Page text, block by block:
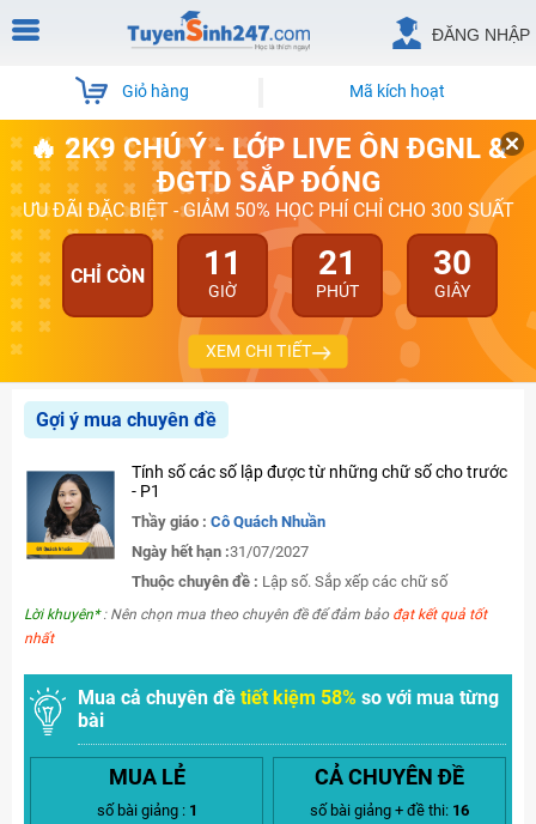
ĐĂNG NHẬP
Giỏ hàng Mã kích hoạt
🔥 2K9 CHÚ Ý - LỚP LIVE ÔN ĐGNL &
ĐGTD SẮP ĐÓNG
ƯU ĐÃI ĐẶC BIỆT - GIẢM 50% HỌC PHÍ CHỈ CHO 300 SUẤT
CHỈ CÒN 11
GIỜ
21
PHÚT
30
GIÂY
XEM CHI TIẾT
Gợi ý mua chuyên đề
Tính số các số lập được từ những chữ số cho trước
- P1
Thầy giáo : Cô Quách Nhuần
Ngày hết hạn :31/07/2027
Thuộc chuyên đề : Lập số. Sắp xếp các chữ số
Lời khuyên*: Nên chọn mua theo chuyên đề để đảm bảo đạt kết quả tốt
nhất
Mua cả chuyên đề tiết kiệm 58% so với mua từng
bài
MUA LẺ
số bài giảng : 1
CẢ CHUYÊN ĐỀ
số bài giảng + đề thi: 16